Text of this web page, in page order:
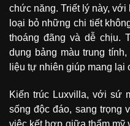
chức năng. Triết lý này, với
loại bỏ những chi tiết
thoáng đãng và dễ chịu.
dụng bảng màu trung
liệu tự nhiên giúp mang lại
Kiến trúc Luxvilla, với sứ
sống độc đáo, sang trọng
việc kết hợp giữa thẩm mỹ